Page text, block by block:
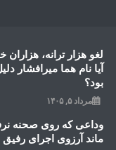
لغو هزار ترانه،
آیا نام هما میرافشار
بود؟
مرداد ۵, ۱۴۰۵
وداعی که روی صحنه
ماند آرزوی اجرای